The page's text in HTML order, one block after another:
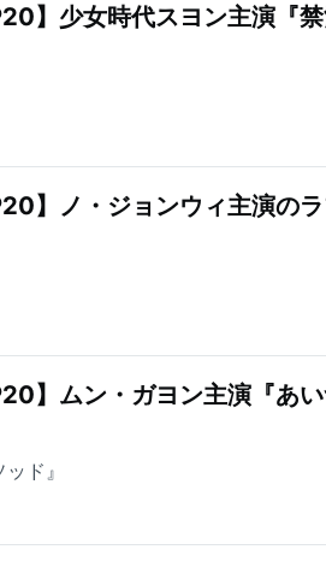
】少女時代スヨン主演『
】ノ・ジョンウィ主演の
】ムン・ガヨン主演『あ
ド』